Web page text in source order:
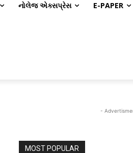
નોલેજ એક્સપ્રેસ E-PAPER
-
MOST POPULAR